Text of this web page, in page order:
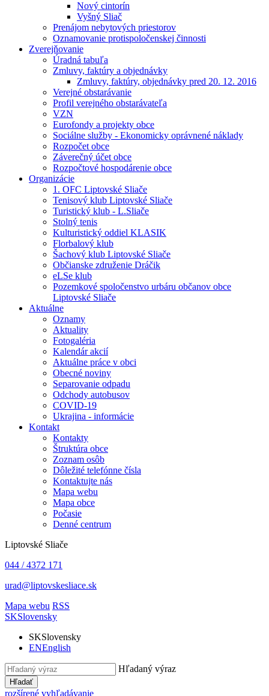
Nový cintorín
Vyšný Sliač
Prenájom nebytových priestorov
Oznamovanie protispoločenskej činnosti
Zverejňovanie
Úradná tabuľa
Zmluvy, faktúry a objednávky
Zmluvy, faktúry, objednávky pred 20. 12. 2016
Verejné obstarávanie
Profil verejného obstarávateľa
VZN
Eurofondy a projekty obce
Sociálne služby - Ekonomicky oprávnené náklady
Rozpočet obce
Záverečný účet obce
Rozpočtové hospodárenie obce
Organizácie
1. OFC Liptovské Sliače
Tenisový klub Liptovské Sliače
Turistický klub - L.Sliače
Stolný tenis
Kulturistický oddiel KLASIK
Florbalový klub
Šachový klub Liptovské Sliače
Občianske združenie Dráčik
eLSe klub
Pozemkové spoločenstvo urbáru občanov obce
Liptovské Sliače
Aktuálne
Oznamy
Aktuality
Fotogaléria
Kalendár akcií
Aktuálne práce v obci
Obecné noviny
Separovanie odpadu
Odchody autobusov
COVID-19
Ukrajina - informácie
Kontakt
Kontakty
Štruktúra obce
Zoznam osôb
Dôležité telefónne čísla
Kontaktujte nás
Mapa webu
Mapa obce
Počasie
Denné centrum
Liptovské Sliače
044 / 4372 171
urad@liptovskesliace.sk
Mapa webu RSS
SKSlovensky
SKSlovensky
ENEnglish
Hľadaný výraz
Hľadať
rozšírené vyhľadávanie